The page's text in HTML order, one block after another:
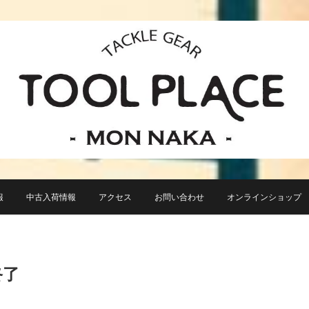
GEAR TOOL
なルアーフィッシングショップ「ツールプレイス」が門前仲町に近日オープン！
中古入荷情報 アクセス お問い合わせ オンラインショップ